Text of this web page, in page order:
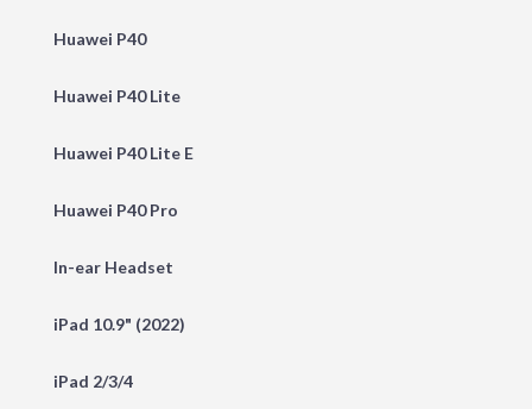
Huawei P40
Huawei P40 Lite
Huawei P40 Lite E
Huawei P40 Pro
In-ear Headset
iPad 10.9" (2022)
iPad 2/3/4